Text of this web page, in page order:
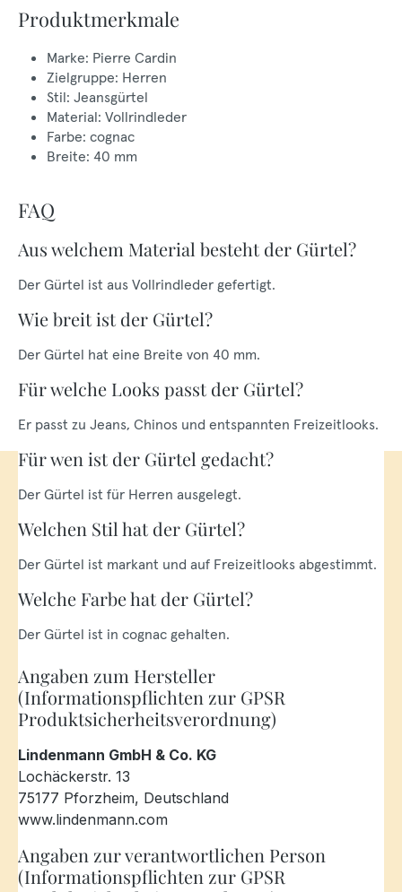
Produktmerkmale
Marke: Pierre Cardin
Zielgruppe: Herren
Stil: Jeansgürtel
Material: Vollrindleder
Farbe: cognac
Breite: 40 mm
FAQ
Aus welchem Material besteht der Gürtel?
Der Gürtel ist aus Vollrindleder gefertigt.
Wie breit ist der Gürtel?
Der Gürtel hat eine Breite von 40 mm.
Für welche Looks passt der Gürtel?
Er passt zu Jeans, Chinos und entspannten Freizeitlooks.
Für wen ist der Gürtel gedacht?
Der Gürtel ist für Herren ausgelegt.
Welchen Stil hat der Gürtel?
Der Gürtel ist markant und auf Freizeitlooks abgestimmt.
Welche Farbe hat der Gürtel?
Der Gürtel ist in cognac gehalten.
Angaben zum Hersteller
(Informationspflichten zur GPSR
Produktsicherheitsverordnung)
Lindenmann GmbH & Co. KG
Lochäckerstr. 13
75177 Pforzheim, Deutschland
www.lindenmann.com
Angaben zur verantwortlichen Person
(Informationspflichten zur GPSR